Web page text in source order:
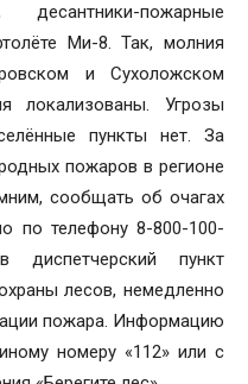
пожарные
Ми-8. Так, молния
и Сухоложском
локализованы. Угрозы
пункты нет. За
пожаров в регионе
сообщать об очагах
по телефону 8-800-100-
диспетчерский пункт
лесов, немедленно
пожара. Информацию
номеру «112» или с